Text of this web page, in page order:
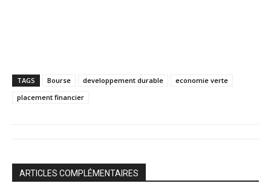
TAGS Bourse developpement durable
economie verte
placement financier
ARTICLES COMPLÉMENTAIRES